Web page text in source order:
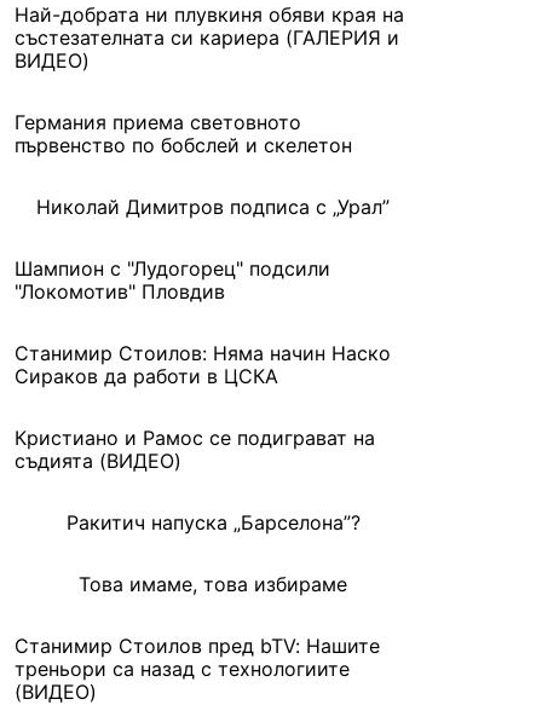
Най-добрата ни плувкиня обяви края на
състезателната си кариера (ГАЛЕРИЯ и
ВИДЕО)
Германия приема световното
първенство по бобслей и скелетон
Николай Димитров подписа с „Урал”
Шампион с "Лудогорец" подсили
"Локомотив" Пловдив
Станимир Стоилов: Няма начин Наско
Сираков да работи в ЦСКА
Кристиано и Рамос се подиграват на
съдията (ВИДЕО)
Ракитич напуска „Барселона”?
Това имаме, това избираме
Станимир Стоилов пред bTV: Нашите
треньори са назад с технологиите
(ВИДЕО)